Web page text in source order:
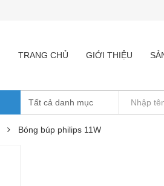
TRANG CHỦ GIỚI THIỆU
Bóng búp philips 11W